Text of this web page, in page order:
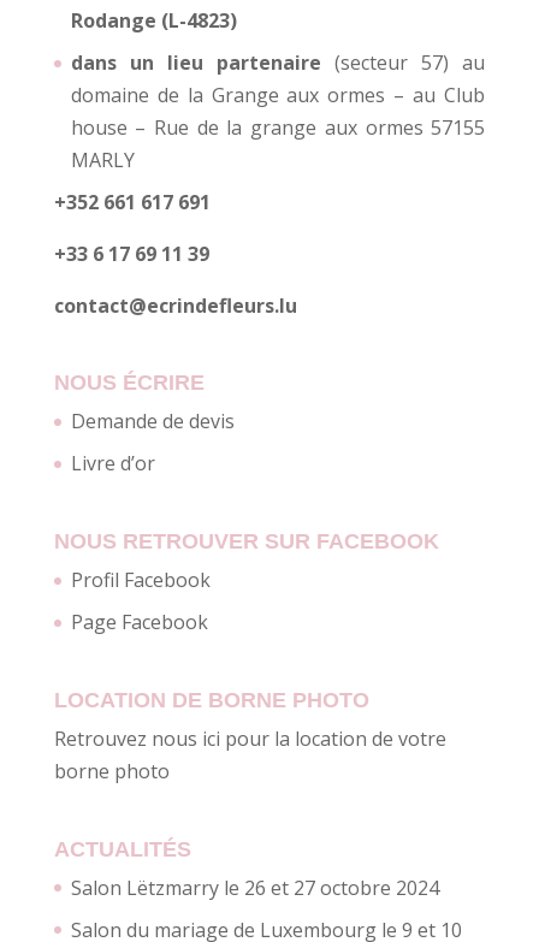
Rodange (L-4823)
dans un lieu partenaire (secteur 57) au
domaine de la Grange aux ormes – au Club
house – Rue de la grange aux ormes 57155
MARLY
+352 661 617 691
+33 6 17 69 11 39
contact@ecrindefleurs.lu
NOUS ÉCRIRE
Demande de devis
Livre d’or
NOUS RETROUVER SUR FACEBOOK
Profil Facebook
Page Facebook
LOCATION DE BORNE PHOTO
Retrouvez nous ici pour la location de votre
borne photo
ACTUALITÉS
Salon Lëtzmarry le 26 et 27 octobre 2024
Salon du mariage de Luxembourg le 9 et 10